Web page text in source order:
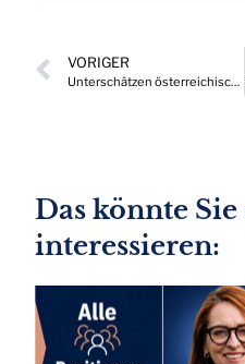
VORIGER
Unterschätzen österreichische Führungskräfte die Bedrohung durch Cyberkriminalität?
Das könnte
interessieren: